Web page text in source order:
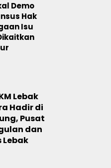
Demo
Hak
Isu
Lebak
Hadir di
Pusat
dan
Lebak